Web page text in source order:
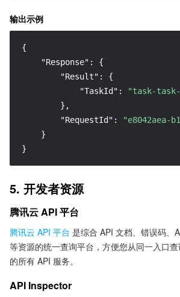
输出示例
{
"Response" :
{
"Result" :
{
"TaskId" :
"task-task-
} ,
"RequestId" :
"e8042aea-
}
}
5. 开发者资源
腾讯云 API 平台
腾讯云 API 平台 是综合 API 文档、错误码、
等资源的统一查询平台，方便您从同一入口
的所有 API 服务。
API Inspector